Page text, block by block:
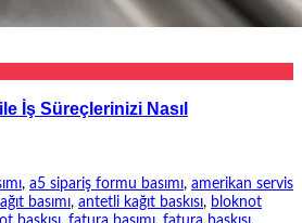
İş Süreçlerinizi Nasıl
, a5 sipariş formu basımı, amerikan servis
basımı, antetli kağıt baskısı, bloknot